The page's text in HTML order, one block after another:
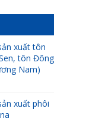
xuất tôn
tôn Đông
Nam)
xuất phôi